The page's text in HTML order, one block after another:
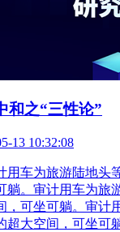
和之“三性论”
13 10:32:08
用车为旅游陆地头
躺。审计用车为旅
，可坐可躺。审计
超大空间，可坐可躺